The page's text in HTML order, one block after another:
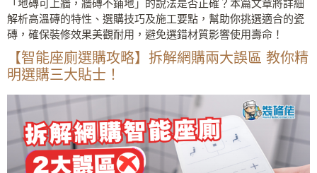
「地磚可上牆，牆磚不鋪地」的說法是否正確？本篇文章將詳細
解析高溫磚的特性、選購技巧及施工要點，幫助你挑選適合的瓷
磚，確保裝修效果美觀耐用，避免選錯材質影響使用壽命！
【智能座廁選購攻略】拆解網購兩大誤區 教你精
明選購三大貼士！